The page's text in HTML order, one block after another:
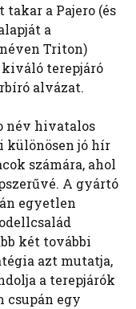
a Pajero (és
a
Triton)
terepjáró
alvázat.
név hivatalos
különösen jó hír
számára, ahol
A gyártó
egyetlen
két további
azt mutatja,
a terepjárók
csupán egy